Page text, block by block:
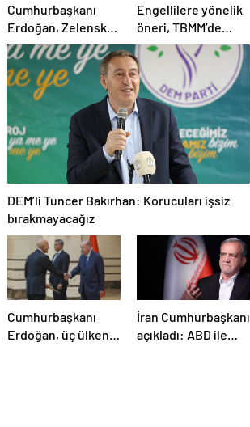
Cumhurbaşkanı
Erdoğan, Zelensky
ile görüştü
Engellilere yönelik
öneri, TBMM’de
kabul edildi
DEM’li Tuncer Bakırhan: Korucuları işsiz
bırakmayacağız
Cumhurbaşkanı
Erdoğan, üç ülkenin
İran Cumhurbaşkanı
açıkladı: ABD ile